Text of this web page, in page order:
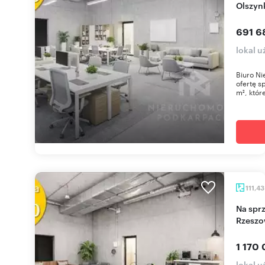
691
lokal
Biuro
ofertę
m²,
111,43
Na sprzedaż atrakcyjny lokal 111,43 m² w
1 170